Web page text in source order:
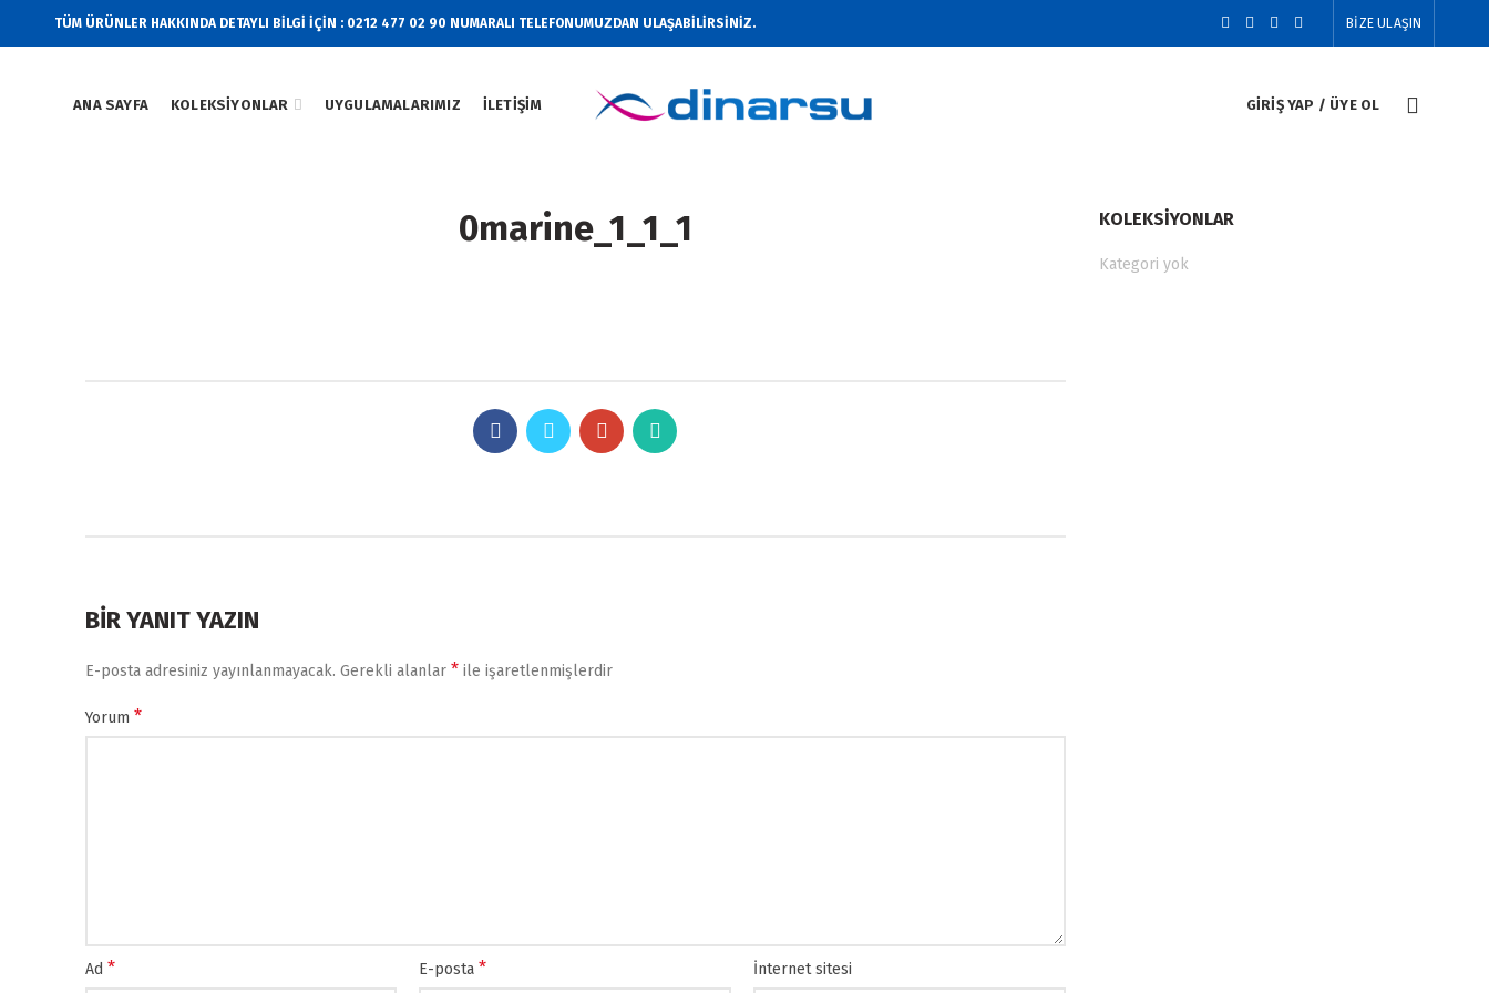
TÜM ÜRÜNLER HAKKINDA DETAYLI BİLGİ İÇİN : 0212 477 02 90 NUMARALI TELEFONUMUZDAN ULAŞABİLİRSİNİZ. BİZE ULAŞIN
ANA SAYFA KOLEKSIYONLAR UYGULAMALARIMIZ İLETIŞIM GIRIŞ YAP / ÜYE OL
0marine_1_1_1
BIR YANIT YAZIN
E-posta adresiniz yayınlanmayacak. Gerekli alanlar *ile işaretlenmişlerdir
Yorum *
Ad * E-posta* İnternet sitesi
KOLEKSIYONLAR
Kategori yok